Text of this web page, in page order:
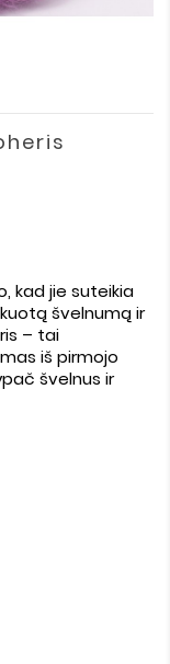
kad jie suteikia
švelnumą ir
– tai
iš pirmojo
švelnus ir